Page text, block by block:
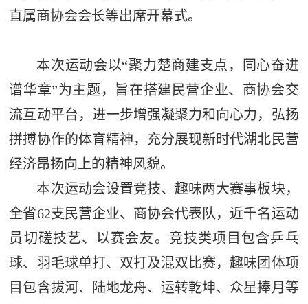
直属商协会会长等出席开幕式。
本次运动会以“聚力楚商建支点，同心奋进
谱华章”为主题，旨在搭建民营企业、商协会交
流互动平台，进一步增强凝聚力和向心力，弘扬
拼搏协作的体育精神，充分展现新时代湖北民营
经济昂扬向上的精神风貌。
本次运动会设置竞技、趣味两大赛事板块，
全省62支民营企业、商协会代表队，近千名运动
员切磋技艺、以赛会友。竞技类项目包含乒乓
球、羽毛球单打、双打及混双比赛，趣味团体项
目包含拔河、陆地龙舟、运转乾坤、众星捧月等